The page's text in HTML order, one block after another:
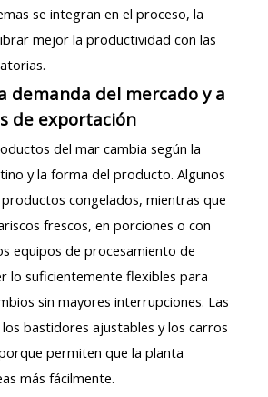
se integran en el proceso, la
mejor la productividad con las
demanda del mercado y a
de exportación
del mar cambia según la
y la forma del producto. Algunos
congelados, mientras que
frescos, en porciones o con
equipos de procesamiento de
lo suficientemente flexibles para
sin mayores interrupciones. Las
bastidores ajustables y los carros
permiten que la planta
más fácilmente.